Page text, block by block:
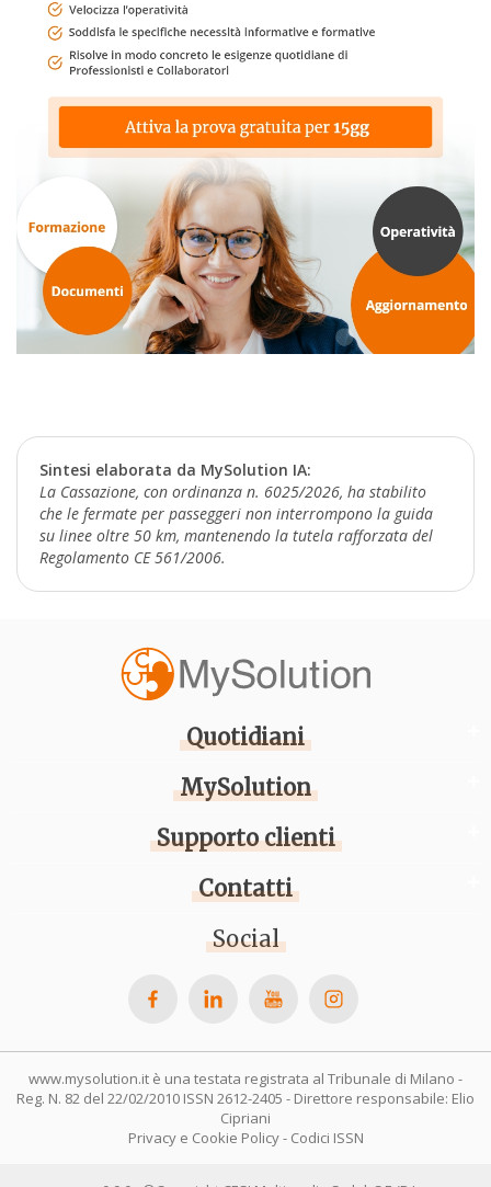
Sintesi elaborata da MySolution IA:
La Cassazione, con ordinanza n. 6025/2026, ha stabilito
che le fermate per passeggeri non interrompono la guida
su linee oltre 50 km, mantenendo la tutela rafforzata del
Regolamento CE 561/2006.
Quotidiani
MySolution
Supporto clienti
Contatti
Social
www.mysolution.it è una testata registrata al Tribunale di Milano -
Reg. N. 82 del 22/02/2010 ISSN 2612-2405 - Direttore responsabile: Elio
Cipriani
Privacy e Cookie Policy- Codici ISSN